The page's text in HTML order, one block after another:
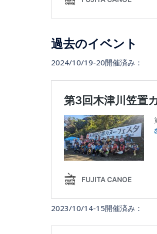
過去のイベント
2024/10/19-20開催済み：
2023/10/14-15開催済み：